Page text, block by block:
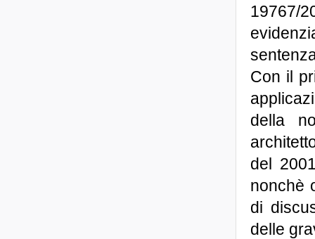
19767/
Con il
della
del
nonchè
di
delle